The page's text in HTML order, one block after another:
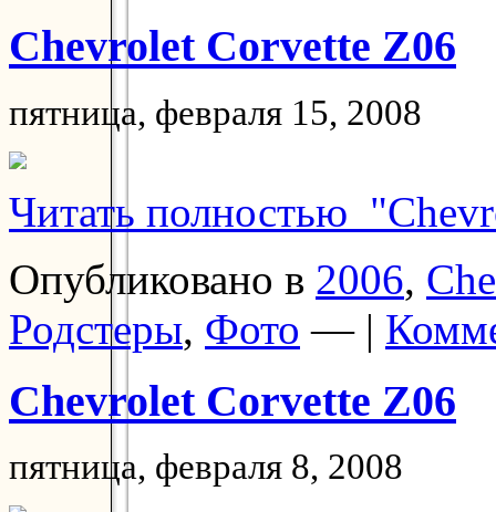
Chevrolet Corvette Z06
пятница, февраля 15, 2008
Читать полностью
Опубликовано в 2006,
Родстеры, Фото — |
Chevrolet Corvette Z06
пятница, февраля 8, 2008